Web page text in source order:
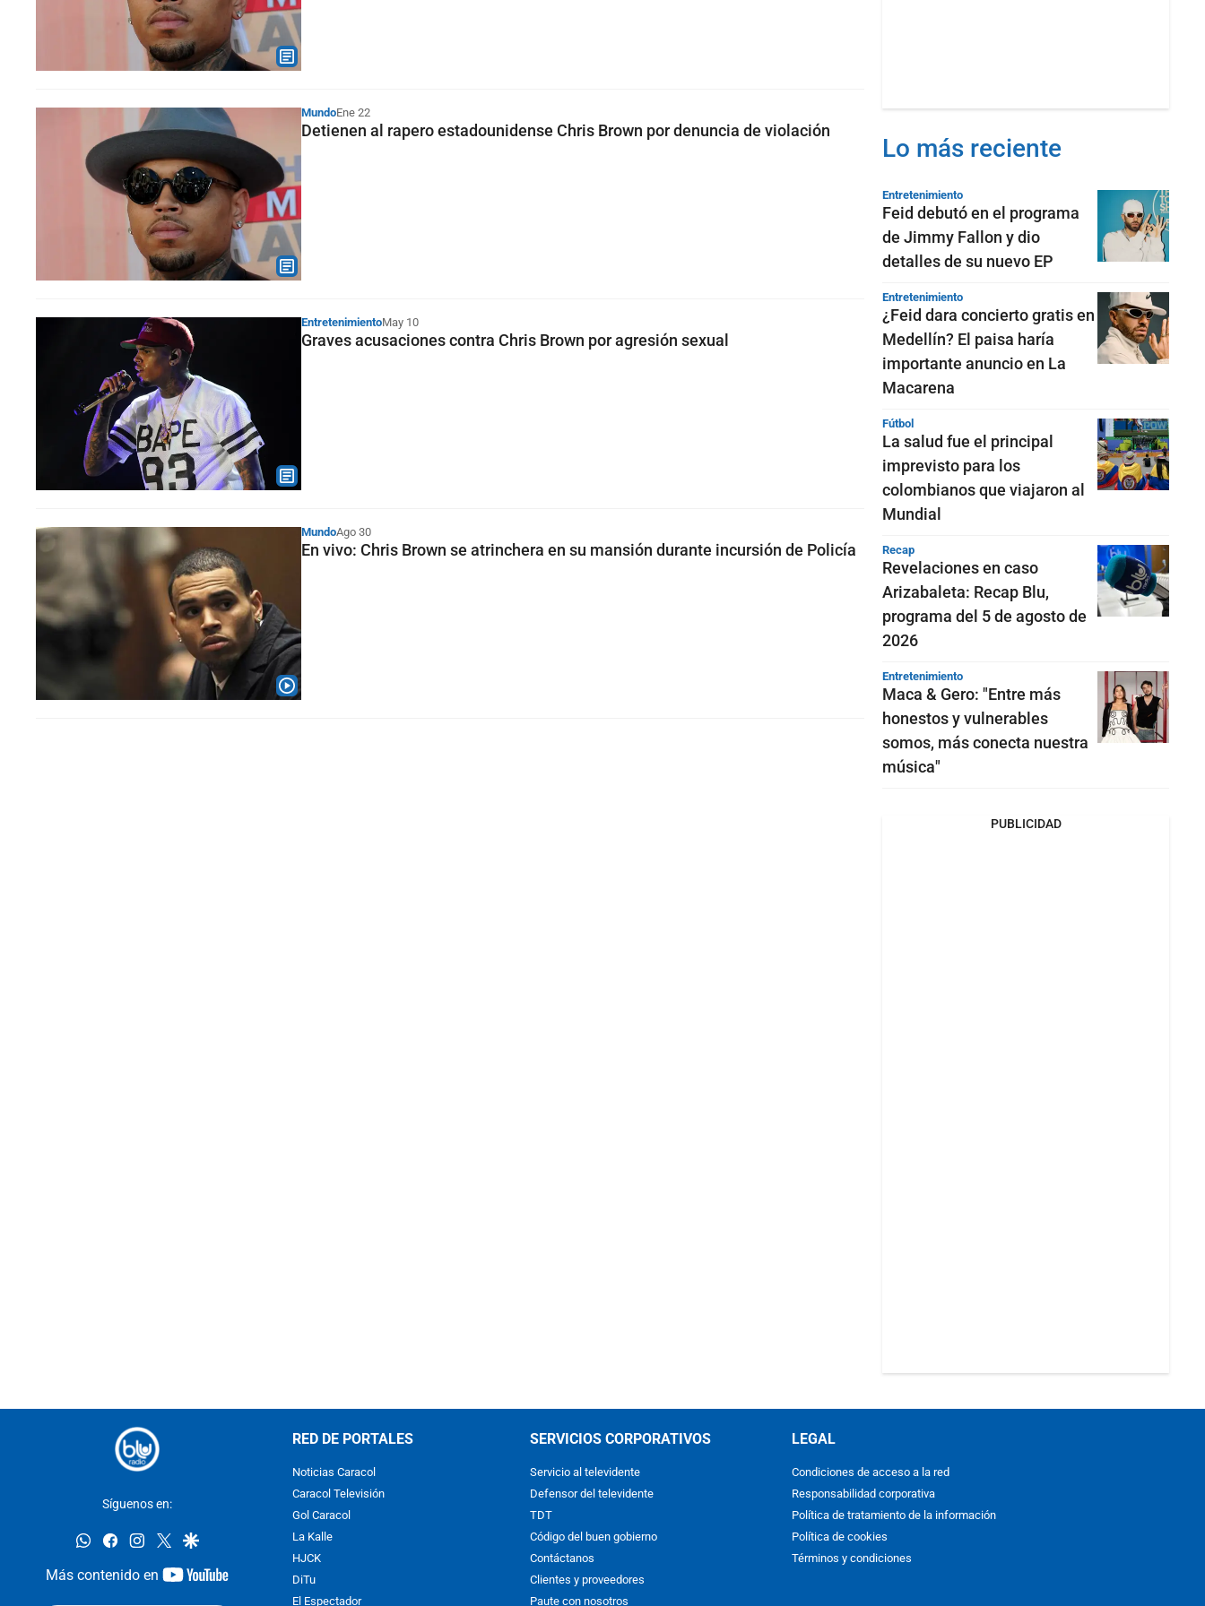
MundoEne 22
Detienen al rapero estadounidense Chris Brown por denuncia de violación
EntretenimientoMay 10
Graves acusaciones contra Chris Brown por agresión sexual
MundoAgo 30
En vivo: Chris Brown se atrinchera en su mansión durante incursión de Policía
Lo más reciente
Entretenimiento
Feid debutó en el programa
de Jimmy Fallon y dio
detalles de su nuevo EP
Entretenimiento
¿Feid dara concierto gratis en
Medellín? El paisa haría
importante anuncio en La
Macarena
Fútbol
La salud fue el principal
imprevisto para los
colombianos que viajaron al
Mundial
Recap
Revelaciones en caso
Arizabaleta: Recap Blu,
programa del 5 de agosto de
2026
Entretenimiento
Maca & Gero: "Entre más
honestos y vulnerables
somos, más conecta nuestra
música"
PUBLICIDAD
Síguenos en:
whatsappfacebookinstagram
twittergoogle
Más contenido en
youtube-
RED DE PORTALES
Noticias Caracol
Caracol Televisión
Gol Caracol
La Kalle
HJCK
DiTu
El Espectador
SERVICIOS CORPORATIVOS
Servicio al televidente
Defensor del televidente
TDT
Código del buen gobierno
Contáctanos
Clientes y proveedores
Paute con nosotros
LEGAL
Condiciones de acceso a la red
Responsabilidad corporativa
Política de tratamiento de la información
Política de cookies
Términos y condiciones